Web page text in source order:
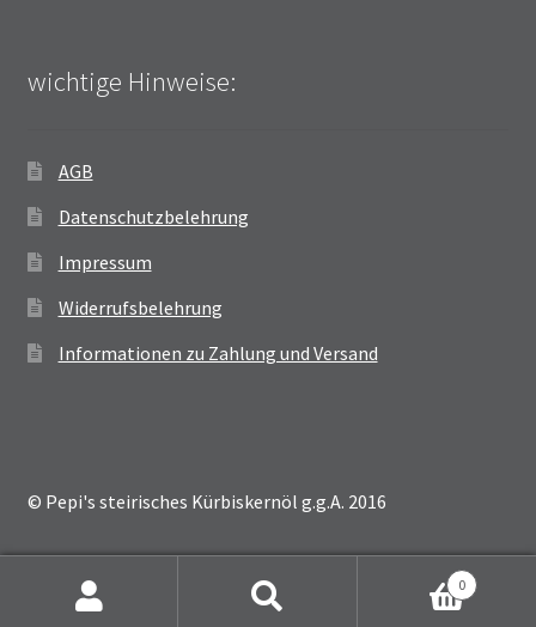
wichtige Hinweise:
AGB
Datenschutzbelehrung
Impressum
Widerrufsbelehrung
Informationen zu Zahlung und Versand
© Pepi's steirisches Kürbiskernöl g.g.A. 2016
0